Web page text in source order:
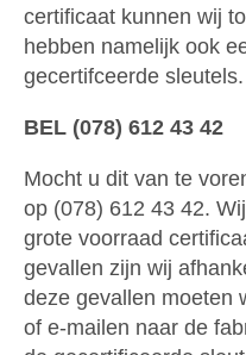
certificaat kunnen wij
hebben namelijk ook
gecertifceerde sleutels.
BEL (078) 612 43 42
Mocht u dit van te
op (078) 612 43 42.
grote voorraad
gevallen zijn wij
deze gevallen moeten
of e-mailen naar de